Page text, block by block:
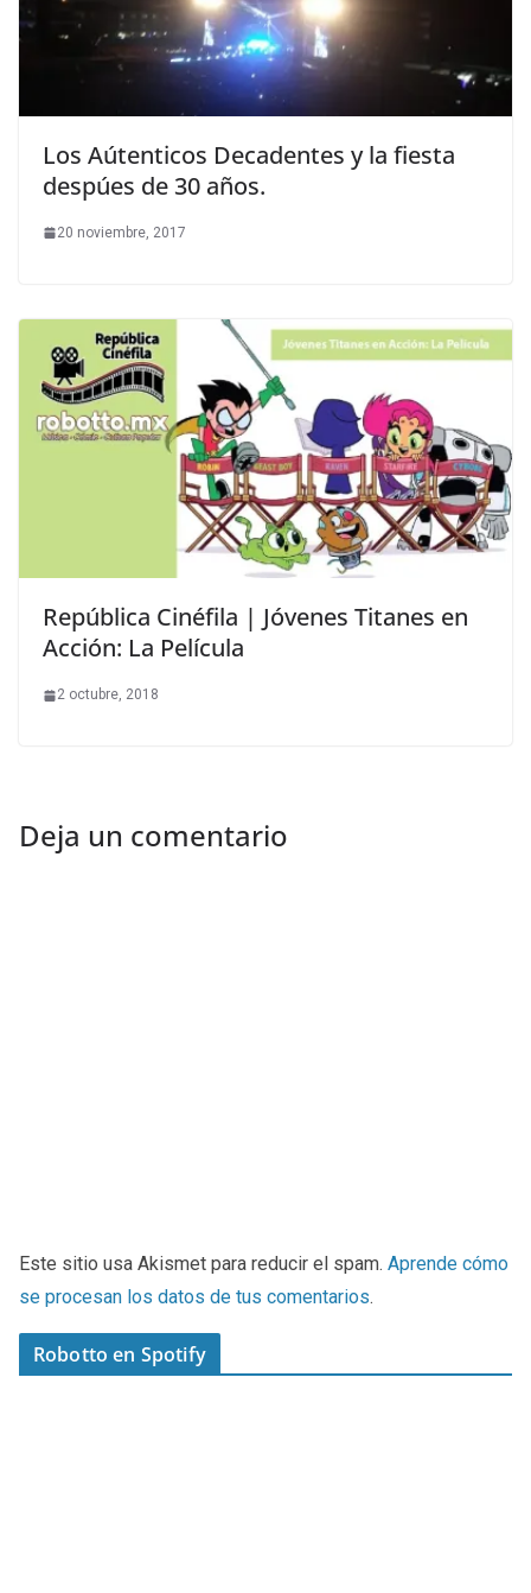
Los Aútenticos Decadentes y la fiesta
despúes de 30 años.
20 noviembre, 2017
República Cinéfila | Jóvenes Titanes en
Acción: La Película
2 octubre, 2018
Deja un comentario
Este sitio usa Akismet para reducir el spam. Aprende cómo
se procesan los datos de tus comentarios.
Robotto en Spotify